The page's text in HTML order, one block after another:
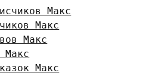
Макс
Макс
Макс
Макс
Макс